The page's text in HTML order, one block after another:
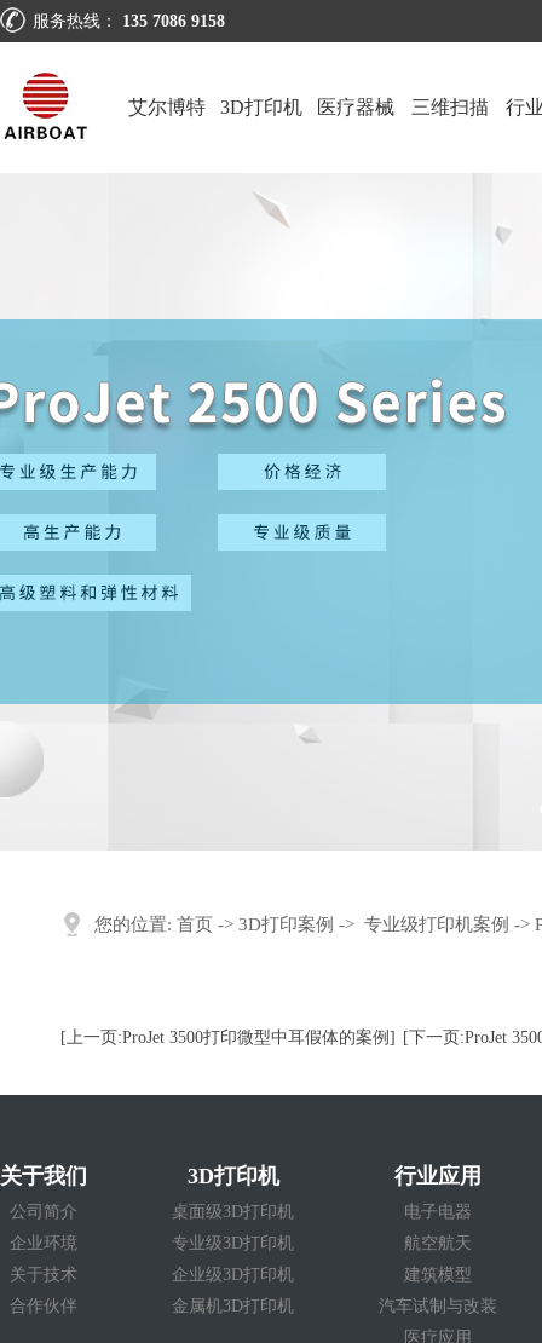
服务热线： 135 7086 9158
艾尔博特 3D打印机 医疗器械 三维扫描 行
您的位置: 首页 -> 3D打印案例 -> 专业级打印机案例 ->
[上一页:ProJet 3500打印微型中耳假体的案例] [下一页:ProJet
关于我们
公司简介
企业环境
关于技术
合作伙伴
3D打印机
桌面级3D打印机
专业级3D打印机
企业级3D打印机
金属机3D打印机
行业应用
电子电器
航空航天
建筑模型
汽车试制与改装
医疗应用